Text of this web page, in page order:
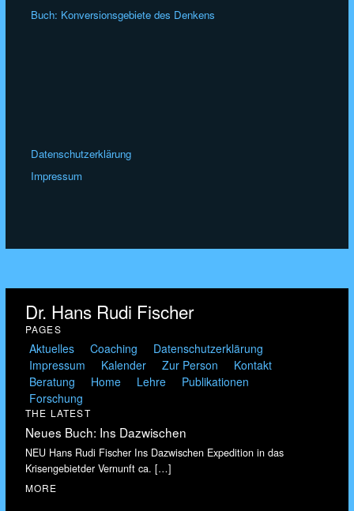
Buch: Konversionsgebiete des Denkens
Datenschutzerklärung
Impressum
Dr. Hans Rudi Fischer
PAGES
Aktuelles Coaching
Datenschutzerklärung
Impressum
Kalender Zur Person
Kontakt
Beratung
Home Lehre
Publikationen
Forschung
THE LATEST
Neues Buch: Ins Dazwischen
NEU Hans Rudi Fischer Ins Dazwischen Expedition in das
Krisengebietder Vernunft ca. […]
MORE